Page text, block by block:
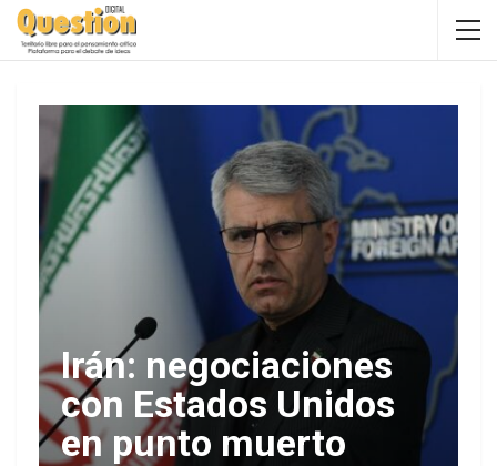
Irán: negociaciones
con Estados Unidos
en punto muerto